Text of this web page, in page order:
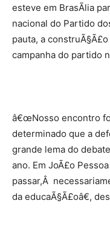
esteve em BrasÃ­lia
nacional do Partido
pauta, a
campanha do partido
â€œNosso encontro
determinado que a
grande lema do
ano. Em JoÃ£o
passar,Â
da educaÃ§Ã£oâ€,